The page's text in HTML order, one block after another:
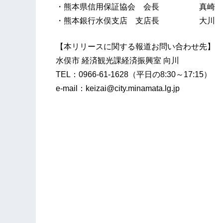
・熊本県信用保証協会 会長 真崎
・熊本銀行水俣支店 支店長 大川
【本リリースに関する報道お問い合わせ先】
水俣市 経済観光課経済振興室 向川
TEL：0966-61-1628（平日の8:30～17:15）
e-mail：keizai@city.minamata.lg.jp